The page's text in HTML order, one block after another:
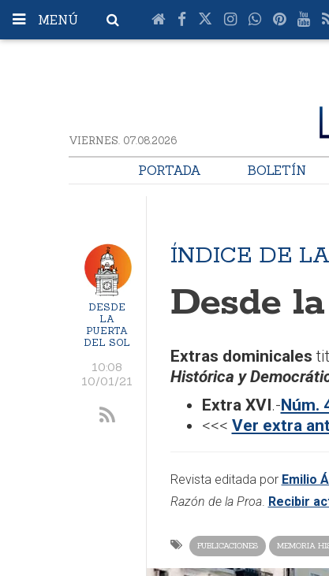
MENÚ
VIERNES. 07.08.2026
PORTADA BOLETÍN
DESDE
LA
PUERTA
DEL SOL
10:08
10/01/21
ÍNDICE DE
Desde
Extras dominicales
Histórica y
Extra XVI.-Núm.
<<< Ver extra
Revista editada por Emilio
Razón de la Proa. Recibir
PUBLICACIONES MEMORIA